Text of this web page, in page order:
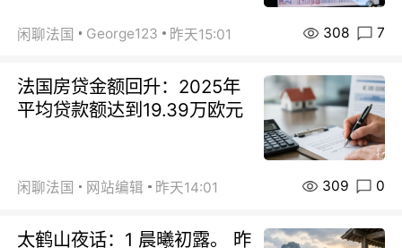
闲聊法国 George123 昨天15:01 308 7
法国房贷金额回升：2025年
平均贷款额达到19.39万欧元
闲聊法国 网站编辑 昨天14:01 309 0
太鹤山夜话：1 晨曦初露。 昨